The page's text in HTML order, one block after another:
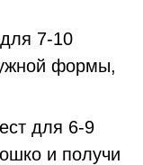
7-10
формы,
для 6-9
и получи